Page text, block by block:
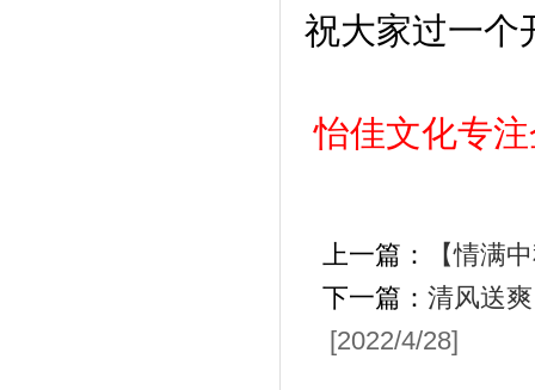
祝大家过一个
怡佳文化专
上一篇：
【情满
下一篇： 清风送
[2022/4/28]